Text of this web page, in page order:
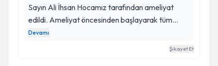
Sayın Ali İhsan Hocamız tarafından ameliyat
edildi. Ameliyat öncesinden başlayarak tüm
süreç boyunca bize gösterdiği ilgi, sabır ve güven
veren yaklaşımı için kendisine minnettarız. Bir
Devamı
Şikayet Et